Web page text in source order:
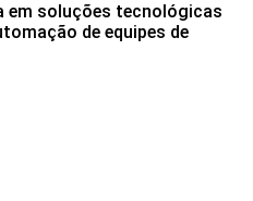
em soluções tecnológicas
de equipes de